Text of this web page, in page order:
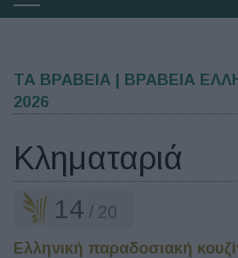
Πλοήγηση
Ελληνικής
Κουζίνας
ΤΑ ΒΡΑΒΕΙΑ | ΒΡΑΒΕΙΑ
2026
Κληματαριά
14 / 20
Ελληνική παραδοσιακή